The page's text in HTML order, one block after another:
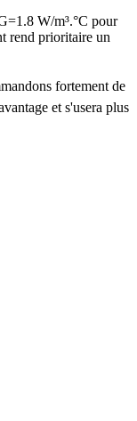
W/m³.°C pour
rend prioritaire un
fortement de
et s'usera plus